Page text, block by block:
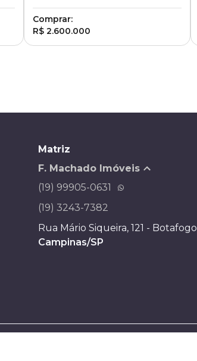
Comprar:
R$ 2.600.000
Matriz
F. Machado Imóveis
(19) 99905-0631
(19) 3243-7382
Rua Mário Siqueira, 121 - Botafogo
Campinas/SP